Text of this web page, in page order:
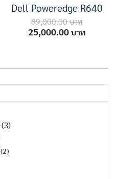
Dell Poweredge R640
89,000.00
Original
25,000.00
(3)
(2)